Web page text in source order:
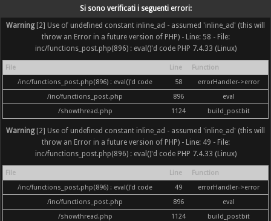
Si sono verificati i seguenti errori:
Warning[2] Use of undefined constant inline_ad - assumed 'inline_ad' (this will
throw an Error in a future version of PHP) - Line: 58 - File:
inc/functions_post.php(896) : eval()'d code PHP 7.4.33 (Linux)
File Line
Function
/inc/functions_post.php(896) : eval()'d code
58
errorHandler->error
/inc/functions_post.php
896
eval
/showthread.php
1124 build_postbit
Warning[2] Use of undefined constant inline_ad - assumed 'inline_ad' (this will
throw an Error in a future version of PHP) - Line: 49 - File:
inc/functions_post.php(896) : eval()'d code PHP 7.4.33 (Linux)
File Line
Function
/inc/functions_post.php(896) : eval()'d code
49
errorHandler->error
/inc/functions_post.php
896
eval
/showthread.php
1124 build_postbit